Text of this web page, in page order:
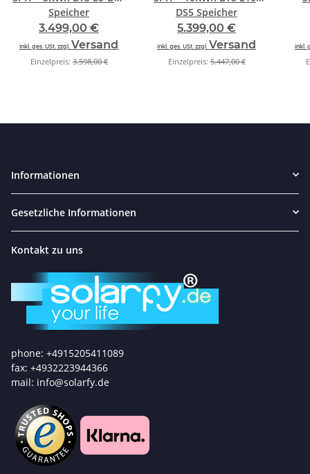
Speicher
3.499,00 €
inkl. ges. USt. zzgl. Versand
Einzelpreis:3.598,00 €
DS5 Speicher
5.399,00 €
inkl. ges. USt. zzgl. Versand
Einzelpreis:5.447,00 €
inkl.
Informationen
Gesetzliche Informationen
Kontakt zu uns
phone: +4915205411089
fax: +4932223944366
mail: info@solarfy.de